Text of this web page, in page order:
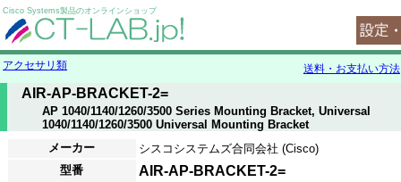
Cisco Systems製品のオンラインショップ
アクセサリ類 送料・お支払い方法
AIR-AP-BRACKET-2=
AP 1040/1140/1260/3500 Series Mounting Bracket, Universal
1040/1140/1260/3500 Universal Mounting Bracket
メーカー
シスコシステムズ合同会社 (Cisco)
型番
AIR-AP-BRACKET-2=